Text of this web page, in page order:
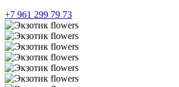
+7 961 299 79 73